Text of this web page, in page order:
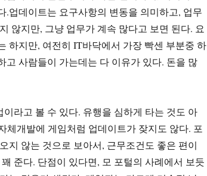
.업데이트는 요구사항의 변동을 의미하고, 업무
않지만, 그냥 업무가 계속 많다고 보면 된다. 요
하지만, 여전히 IT바닥에서 가장 빡센 부분중 하
고 사람들이 가는데는 다 이유가 있다. 돈을 많
라고 볼 수 있다. 유행을 심하게 타는 것도 아
체개발에 게임처럼 업데이트가 잦지도 않다. 포
지 않는 것으로 보아서, 근무조건도 좋은 편이
준다. 단점이 있다면, 모 포털의 사례에서 보듯